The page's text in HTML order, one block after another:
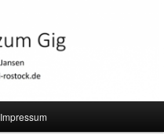
Impressum